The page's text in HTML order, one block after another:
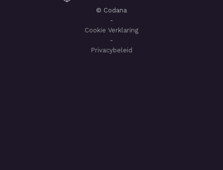
© Codana
-
Cookie Verklaring
-
Privacybeleid